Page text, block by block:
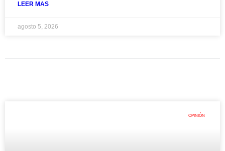
LEER MAS
agosto 5, 2026
OPINIÓN